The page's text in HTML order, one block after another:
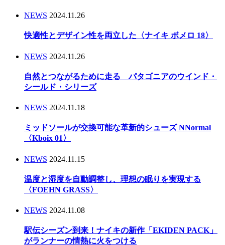
NEWS 2024.11.26
快適性とデザイン性を両立した〈ナイキ ボメロ 18〉
NEWS 2024.11.26
自然とつながるために走る パタゴニアのウインド・
シールド・シリーズ
NEWS 2024.11.18
ミッドソールが交換可能な革新的シューズ NNormal
〈Kboix 01〉
NEWS 2024.11.15
温度と湿度を自動調整し、理想の眠りを実現する
〈FOEHN GRASS〉
NEWS 2024.11.08
駅伝シーズン到来！ナイキの新作「EKIDEN PACK」
がランナーの情熱に火をつける